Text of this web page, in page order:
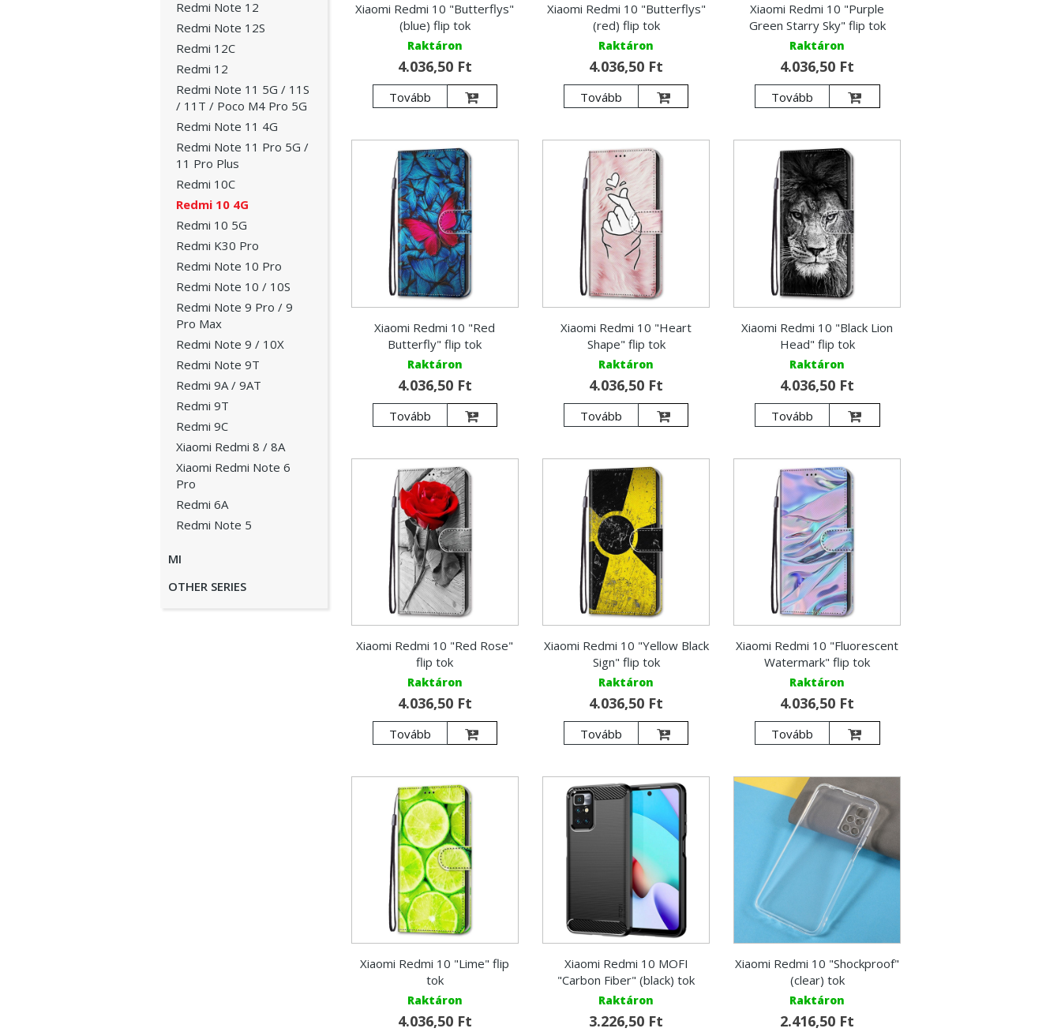
Redmi Note 12
Redmi Note 12S
Redmi 12C
Redmi 12
Redmi Note 11 5G / 11S
/ 11T / Poco M4 Pro 5G
Redmi Note 11 4G
Redmi Note 11 Pro 5G /
11 Pro Plus
Redmi 10C
Redmi 10 4G
Redmi 10 5G
Redmi K30 Pro
Redmi Note 10 Pro
Redmi Note 10 / 10S
Redmi Note 9 Pro / 9
Pro Max
Redmi Note 9 / 10X
Redmi Note 9T
Redmi 9A / 9AT
Redmi 9T
Redmi 9C
Xiaomi Redmi 8 / 8A
Xiaomi Redmi Note 6
Pro
Redmi 6A
Redmi Note 5
MI
OTHER SERIES
Xiaomi Redmi 10 "Butterflys"
(blue) flip tok
Raktáron
4.036,50 Ft
Tovább
Xiaomi Redmi 10 "Butterflys"
(red) flip tok
Raktáron
4.036,50 Ft
Tovább
Xiaomi Redmi 10 "Purple
Green Starry Sky" flip tok
Raktáron
4.036,50 Ft
Tovább
Xiaomi Redmi 10 "Red
Butterfly" flip tok
Raktáron
4.036,50 Ft
Tovább
Xiaomi Redmi 10 "Heart
Shape" flip tok
Raktáron
4.036,50 Ft
Tovább
Xiaomi Redmi 10 "Black Lion
Head" flip tok
Raktáron
4.036,50 Ft
Tovább
Xiaomi Redmi 10 "Red Rose"
flip tok
Raktáron
4.036,50 Ft
Tovább
Xiaomi Redmi 10 "Yellow Black
Sign" flip tok
Raktáron
4.036,50 Ft
Tovább
Xiaomi Redmi 10 "Fluorescent
Watermark" flip tok
Raktáron
4.036,50 Ft
Tovább
Xiaomi Redmi 10 "Lime" flip
tok
Raktáron
4.036,50 Ft
Xiaomi Redmi 10 MOFI
"Carbon Fiber" (black) tok
Raktáron
3.226,50 Ft
Xiaomi Redmi 10 "Shockproof"
(clear) tok
Raktáron
2.416,50 Ft